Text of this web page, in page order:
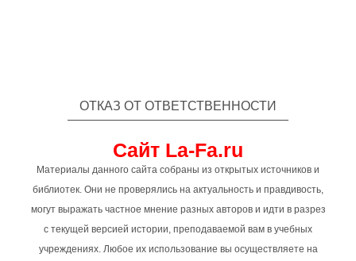
ОТКАЗ ОТ ОТВЕТСТВЕННОСТИ
Сайт La-Fa.ru
Материалы данного сайта собраны из открытых источников и
библиотек. Они не проверялись на актуальность и правдивость,
могут выражать частное мнение разных авторов и идти в разрез
с текущей версией истории, преподаваемой вам в учебных
учреждениях. Любое их использование вы осуществляете на